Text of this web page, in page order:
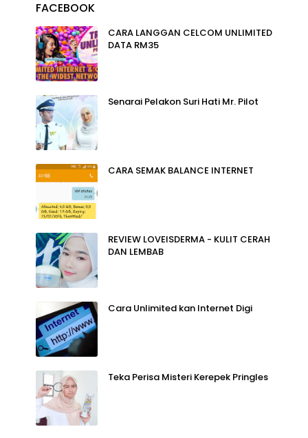
FACEBOOK
CARA LANGGAN CELCOM UNLIMITED
DATA RM35
Senarai Pelakon Suri Hati Mr. Pilot
CARA SEMAK BALANCE INTERNET
REVIEW LOVEISDERMA - KULIT CERAH
DAN LEMBAB
Cara Unlimited kan Internet Digi
Teka Perisa Misteri Kerepek Pringles